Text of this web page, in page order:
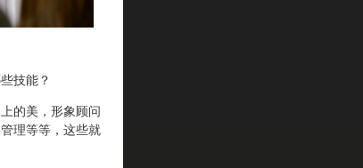
技能？
的美，形象顾问
理等等，这些就